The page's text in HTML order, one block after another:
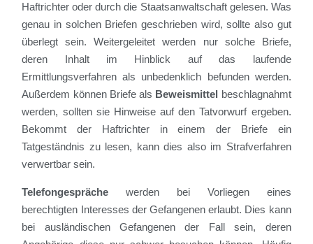
Haftrichter oder durch die Staatsanwaltschaft gelesen. Was
genau in solchen Briefen geschrieben wird, sollte also gut
überlegt sein. Weitergeleitet werden nur solche Briefe,
deren Inhalt im Hinblick auf das laufende
Ermittlungsverfahren als unbedenklich befunden werden.
Außerdem können Briefe als Beweismittel beschlagnahmt
werden, sollten sie Hinweise auf den Tatvorwurf ergeben.
Bekommt der Haftrichter in einem der Briefe ein
Tatgeständnis zu lesen, kann dies also im Strafverfahren
verwertbar sein.
Telefongespräche werden bei Vorliegen eines
berechtigten Interesses der Gefangenen erlaubt. Dies kann
bei ausländischen Gefangenen der Fall sein, deren